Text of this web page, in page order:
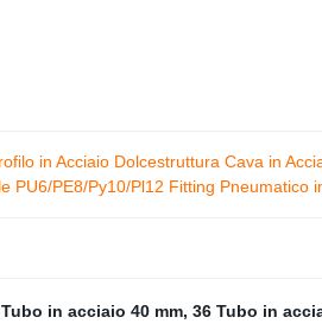
in Acciaio Dolcestruttura Cava in
PU6/PE8/Py10/Pl12 Fitting Pneumatico
Tubo in acciaio 40 mm, 36 Tubo in